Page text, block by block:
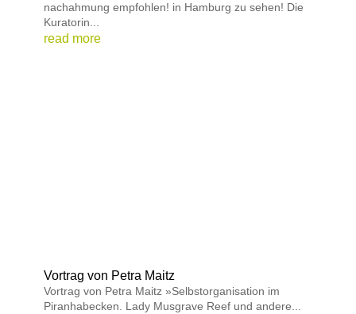
nachahmung empfohlen! in Hamburg zu sehen! Die
Kuratorin...
read more
Vortrag von Petra Maitz
Vortrag von Petra Maitz »Selbstorganisation im
Piranhabecken. Lady Musgrave Reef und andere...